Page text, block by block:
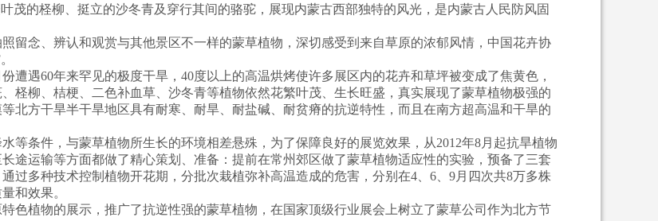
的柽柳、挺立的沙冬青及穿行其间的骆驼，展现内蒙古西部独特的风光，是内蒙古人民防风固
念、辨认和观赏与其他景区不一样的蒙草植物，深切感受到来自草原的浓郁风情，中国花卉协
遇60年来罕见的极度干旱，40度以上的高温烘烤使许多展区内的花卉和草坪被变成了焦黄色，
柽柳、桔梗、二色补血草、沙冬青等植物依然花繁叶茂、生长旺盛，真实展现了蒙草植物极强的
北方干旱半干旱地区具有耐寒、耐旱、耐盐碱、耐贫瘠的抗逆特性，而且在南方超高温和干旱的
条件，与蒙草植物所生长的环境相差悬殊，为了保障良好的展览效果，从2012年8月起抗旱植物
途运输等方面都做了精心策划、准备：提前在常州郊区做了蒙草植物适应性的实验，预备了三套
过多种技术控制植物开花期，分批次栽植弥补高温造成的危害，分别在4、6、9月四次共8万多株
和效果。
植物的展示，推广了抗逆性强的蒙草植物，在国家顶级行业展会上树立了蒙草公司作为北方节